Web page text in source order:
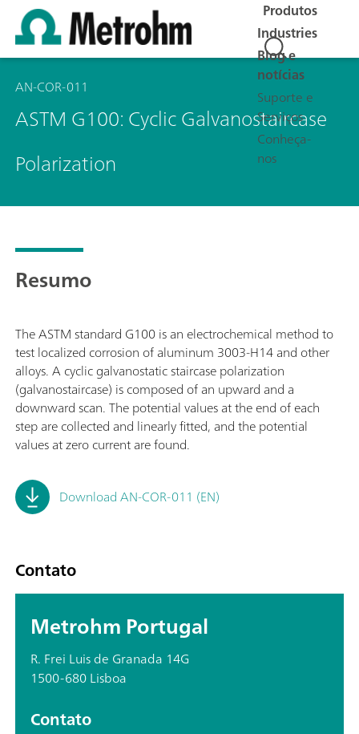
Produtos
Industries
Blog e
notícias
Suporte e
Serviços
Conheça-
nos
AN-COR-011
ASTM G100: Cyclic Galvanostaircase
Polarization
Resumo
The ASTM standard G100 is an electrochemical method to
test localized corrosion of aluminum 3003-H14 and other
alloys. A cyclic galvanostatic staircase polarization
(galvanostaircase) is composed of an upward and a
downward scan. The potential values at the end of each
step are collected and linearly fitted, and the potential
values at zero current are found.
Download AN-COR-011 (EN)
Contato
Metrohm Portugal
R. Frei Luis de Granada 14G
1500-680 Lisboa
Contato